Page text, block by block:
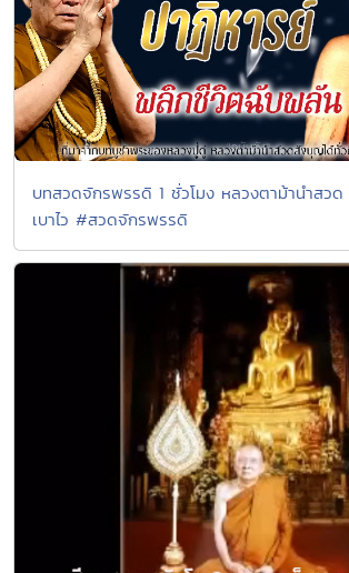
บทสวดจักรพรรดิ 1 ชั่วโมง หลวงตาม้านำสว
เบาไว #สวดจักรพรรดิ